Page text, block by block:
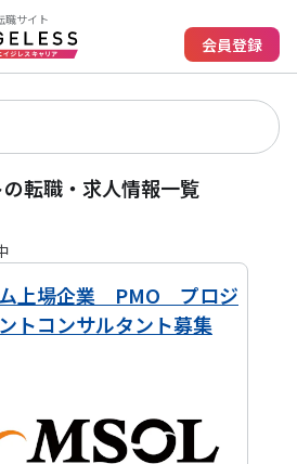
職サイト
会員登録
転職・求人情報一覧
ム上場企業 PMO プロジ
トコンサルタント募集